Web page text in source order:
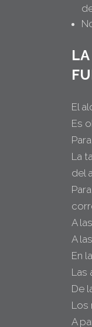
El
Es
La
del
A
A
En
Las
De
Los
A